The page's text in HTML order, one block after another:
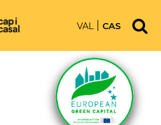
VAL CAS